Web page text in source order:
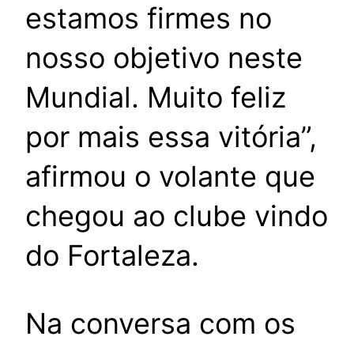
estamos firmes no
nosso objetivo neste
Mundial. Muito feliz
por mais essa vitória”,
afirmou o volante que
chegou ao clube vindo
do Fortaleza.
Na conversa com os